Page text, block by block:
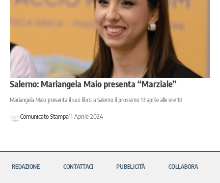
Salerno: Mariangela Maio presenta “Marziale”
Mariangela Maio presenta il suo libro a Salerno il prossimo 13 aprile alle ore 18
Comunicato Stampa11 Aprile 2024
REDAZIONE CONTATTACI PUBBLICITÀ COLLABORA